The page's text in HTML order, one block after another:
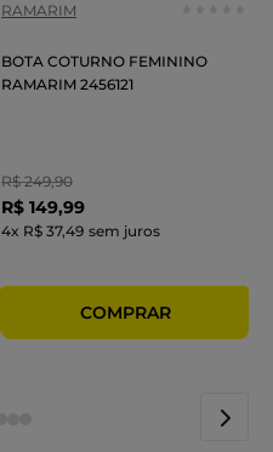
RAMARIM
BOTA COTURNO FEMININO
RAMARIM 2456121
R$ 249,90
R$ 149,99
4x R$ 37,49 sem juros